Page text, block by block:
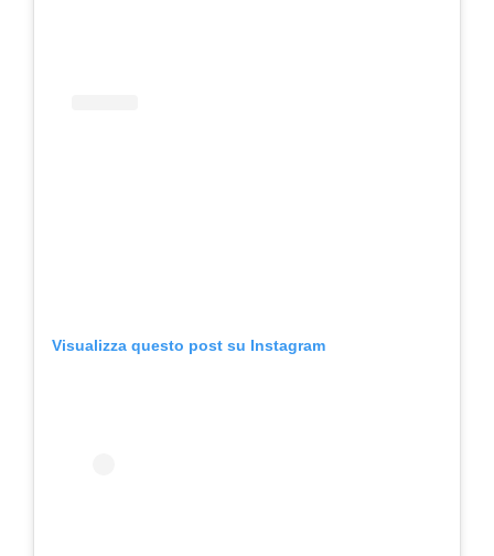
Visualizza questo post su Instagram